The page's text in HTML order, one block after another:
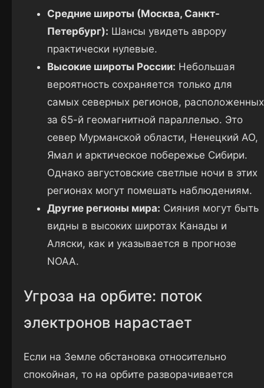
Средние широты (Москва, Санкт-
Петербург): Шансы увидеть аврору
практически нулевые.
Высокие широты России: Небольшая
вероятность сохраняется только для
самых северных регионов, расположенных
за 65-й геомагнитной параллелью. Это
север Мурманской области, Ненецкий АО,
Ямал и арктическое побережье Сибири.
Однако августовские светлые ночи в этих
регионах могут помешать наблюдениям.
Другие регионы мира: Сияния могут быть
видны в высоких широтах Канады и
Аляски, как и указывается в прогнозе
NOAA.
Угроза на орбите: поток
электронов нарастает
Если на Земле обстановка относительно
спокойная, то на орбите разворачивается